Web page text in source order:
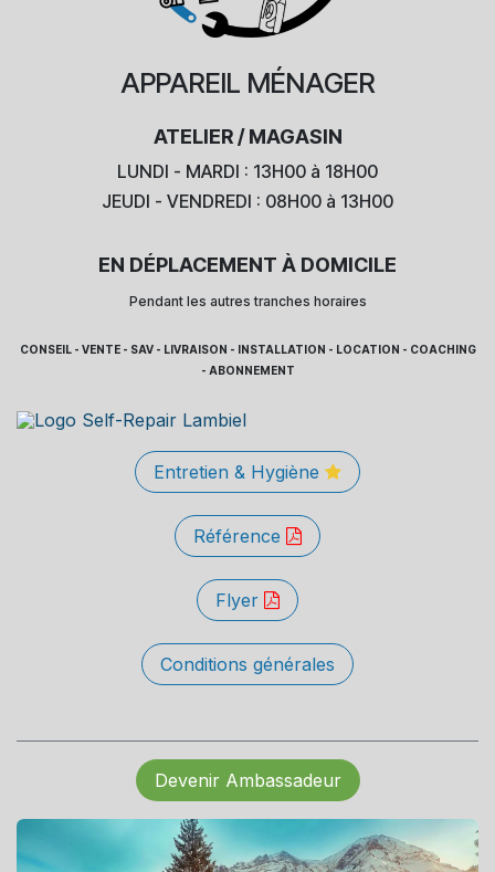
APPAREIL MÉNAGER
ATELIER / MAGASIN
LUNDI - MARDI : 13H00 à 18H00
JEUDI - VENDREDI : 08H00 à 13H00
EN DÉPLACEMENT À DOMICILE
Pendant les autres tranches horaires
CONSEIL - VENTE - SAV - LIVRAISON - INSTALLATION - LOCATION - COACHING
- ABONNEMENT
Entretien & Hygiène
Référence
Flyer
Conditions générales
Devenir Ambassadeur